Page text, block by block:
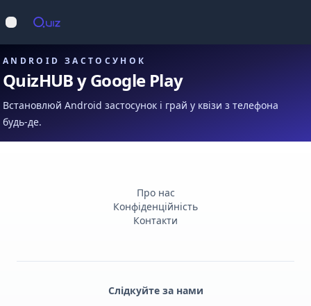
Відкрити меню
ANDROID ЗАСТОСУНОК
QuizHUB у Google Play
Встановлюй Android застосунок і грай у квізи з телефона
будь-де.
Про нас
Конфіденційність
Контакти
Слідкуйте за нами